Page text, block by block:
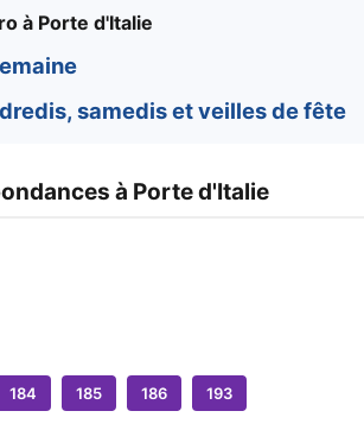
à Porte d'Italie
samedis et veilles de fête
à Porte d'Italie
184 185 186 193